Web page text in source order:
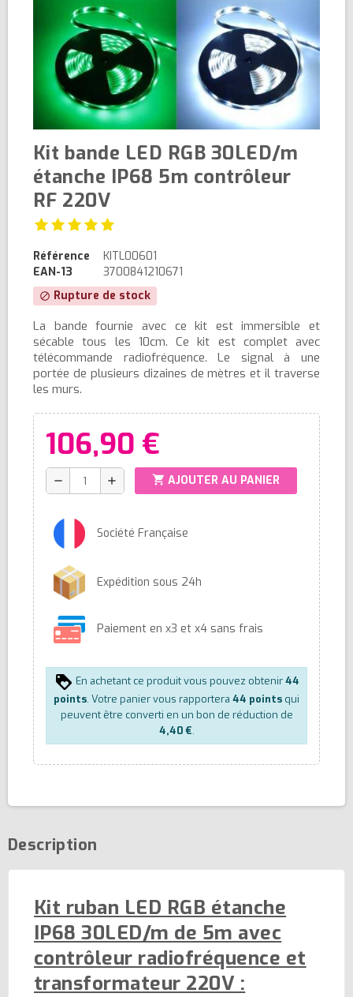
Kit bande LED RGB 30LED/m
étanche IP68 5m contrôleur
RF 220V
Référence
KITL00601
EAN-13
3700841210671
block Rupture de stock
La bande fournie avec ce kit est immersible et
sécable tous les 10cm. Ce kit est complet avec
télécommande radiofréquence. Le signal à une
portée de plusieurs dizaines de mètres et il traverse
les murs.
106,90 €
remove add shopping_cart AJOUTER AU PANIER
Société Française
Expédition sous 24h
Paiement en x3 et x4 sans frais
En achetant ce produit vous pouvez obtenir44
points. Votre panier vous rapportera 44 points qui
peuvent être converti en un bon de réduction de
4,40 €.
Description
Kit ruban LED RGB étanche
IP68 30LED/m de 5m avec
contrôleur radiofréquence et
transformateur 220V :